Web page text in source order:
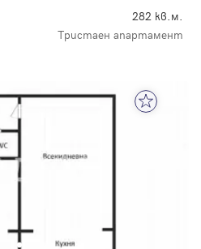
282 кв.м.
Тристаен апартамент